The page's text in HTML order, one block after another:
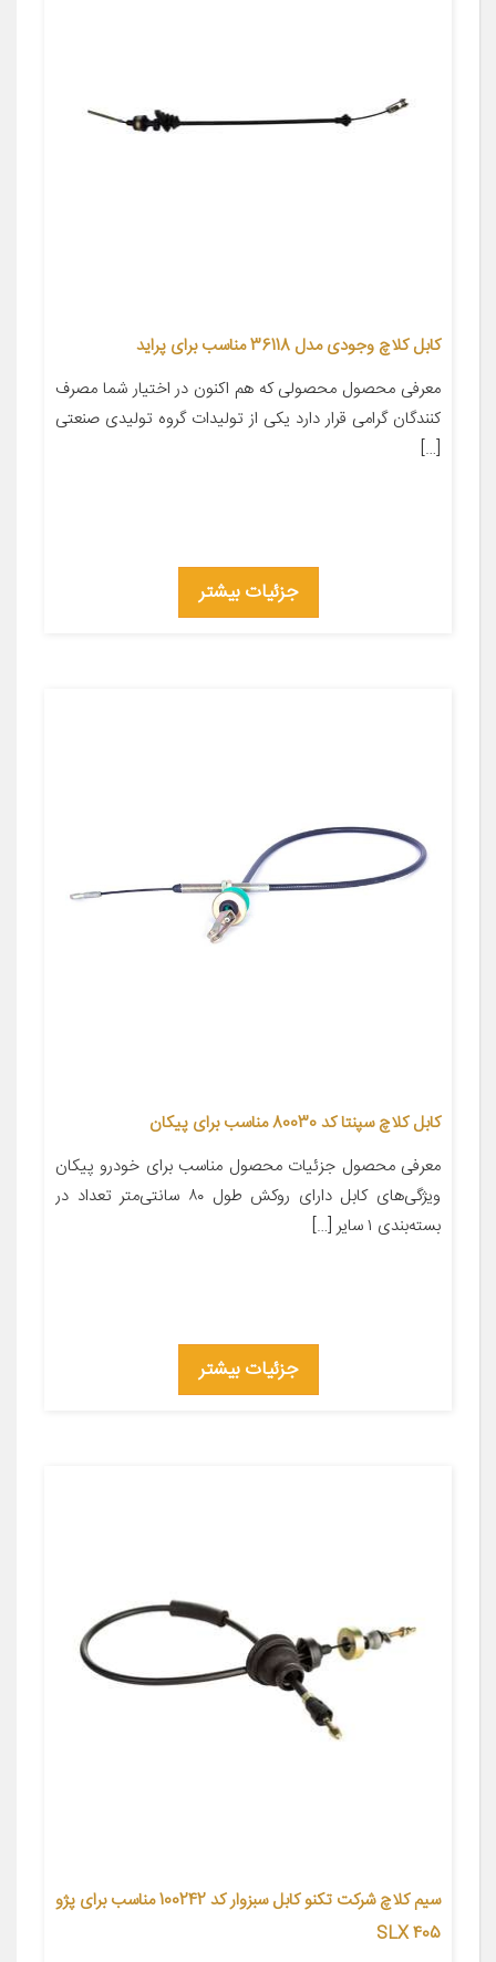
کابل کلاچ وجودی مدل 36118 مناسب برای پراید
معرفی محصول محصولی که هم اکنون در اختیار شما مصرف
کنندگان گرامی قرار دارد یکی از تولیدات گروه تولیدی صنعتی
[…]
جزئیات بیشتر
کابل کلاچ سپنتا کد 80030 مناسب برای پیکان
معرفی محصول جزئیات محصول مناسب برای خودرو پیکان
ویژگی‌های کابل دارای روکش طول ۸۰ سانتی‌متر تعداد در
بسته‌بندی ۱ سایر […]
جزئیات بیشتر
سیم کلاچ شرکت تکنو کابل سبزوار کد 100242 مناسب برای پژو
405 SLX